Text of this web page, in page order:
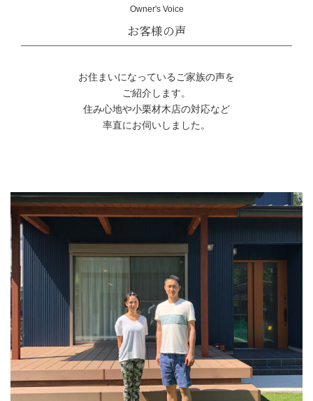
動画コンテンツ
Owner's Voice
お住まいになっているご家族の声を
ご紹介します。
住み心地や小栗材木店の対応など
率直にお伺いしました。